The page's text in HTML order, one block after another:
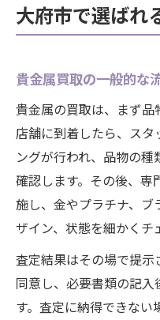
大府市で選ばれ
貴金属買取の一般的な
貴金属の買取は、まず品
店舗に到着したら、スタ
ングが行われ、品物の
確認します。その後、専
施し、金やプラチナ、
ザイン、状態を細かくチ
査定結果はその場で提
同意し、必要書類の記
す。査定に納得できな